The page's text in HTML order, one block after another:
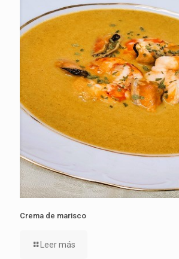
Crema de marisco
Leer más